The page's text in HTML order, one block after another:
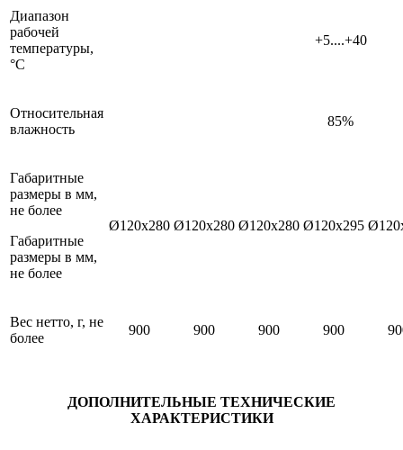
Диапазон
рабочей
температуры,
°С
+5....+40
Относительная
влажность
85%
Габаритные
размеры в мм,
не более
Габаритные
размеры в мм,
не более
Ø120х280 Ø120х280 Ø120х280 Ø120х295
Вес нетто, г, не
более
900 900 900 900
ДОПОЛНИТЕЛЬНЫЕ ТЕХНИЧЕСКИЕ
ХАРАКТЕРИСТИКИ